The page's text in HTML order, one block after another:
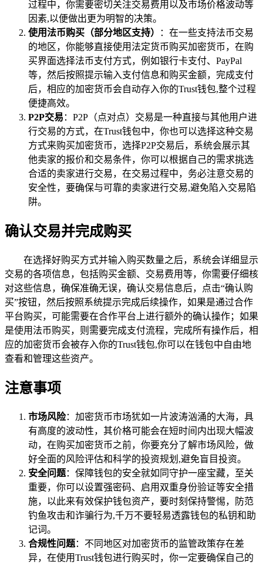
过程中，你需要密切关注交易费用以及市场价格波动等
因素,以便做出更为明智的决策。
使用法币购买（部分地区支持）
：在一些支持法币交易
的地区，你能够直接使用法定货币购买加密货币，在购
买界面选择法币支付方式，例如银行卡支付、PayPal
等，然后按照提示输入支付信息和购买金额，完成支付
后，相应的加密货币会自动存入你的Trust钱包,整个过程
便捷高效。
P2P交易 ：P2P（点对点）交易是一种直接与其他用户进
行交易的方式，在Trust钱包中，你也可以选择这种交易
方式来购买加密货币，选择P2P交易后，系统会展示其
他卖家的报价和交易条件，你可以根据自己的需求挑选
合适的卖家进行交易，在交易过程中，务必注意交易的
安全性，要确保与可靠的卖家进行交易,避免陷入交易陷
阱。
确认交易并完成购买
在选择好购买方式并输入购买数量之后，系统会详细显示
交易的各项信息，包括购买金额、交易费用等，你需要仔细核
对这些信息，确保准确无误，确认交易信息后，点击“确认购
买”按钮，然后按照系统提示完成后续操作，如果是通过合作
平台购买，可能需要在合作平台上进行额外的确认操作；如果
是使用法币购买，则需要完成支付流程，完成所有操作后，相
应的加密货币会被存入你的Trust钱包,你可以在钱包中自由地
查看和管理这些资产。
注意事项
市场风险：加密货币市场犹如一片波涛汹涌的大海，具
有高度的波动性，其价格可能会在短时间内出现大幅波
动，在购买加密货币之前，你要充分了解市场风险，做
好全面的风险评估和科学的投资规划,避免盲目投资。
安全问题：保障钱包的安全就如同守护一座宝藏，至关
重要，你可以设置强密码、启用双重身份验证等安全措
施，以此来有效保护钱包资产，要时刻保持警惕，防范
钓鱼攻击和诈骗行为,千万不要轻易透露钱包的私钥和助
记词。
合规性问题：不同地区对加密货币的监管政策存在差
异，在使用Trust钱包进行购买时，你一定要确保自己的